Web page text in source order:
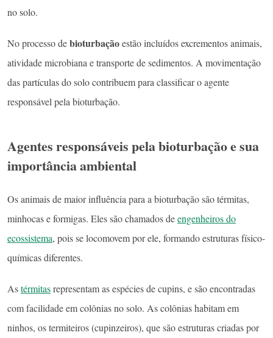
no solo.
No processo debioturbaçãoestão incluídos excrementos animais,
atividade microbiana e transporte de sedimentos. A movimentação
das partículas do solo contribuem para classificar o agente
responsável pela bioturbação.
Agentes responsáveis pela bioturbação e sua
importância ambiental
Os animais de maior influência para a bioturbação são térmitas,
minhocas e formigas. Eles são chamados deengenheiros do
ecossistema, pois se locomovem por ele, formando estruturas físico-
químicas diferentes.
Astérmitasrepresentam as espécies de cupins, e são encontradas
com facilidade em colônias no solo. As colônias habitam em
ninhos, os termiteiros (cupinzeiros), que são estruturas criadas por